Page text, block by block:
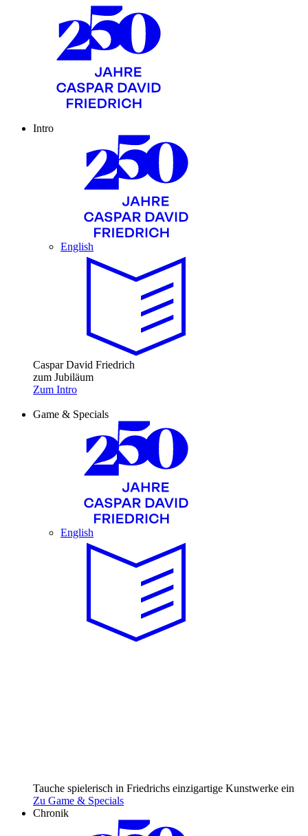
Intro
English
Caspar David Friedrich
zum Jubiläum
Zum Intro
Game & Specials
English
Tauche spielerisch in Friedrichs einzig­artige Kunst­werke ein
Zu Game & Specials
Chronik